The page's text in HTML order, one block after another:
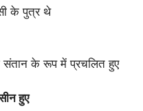
के पुत्र थे
के संतान के रूप में प्रचलित हुए
हुए